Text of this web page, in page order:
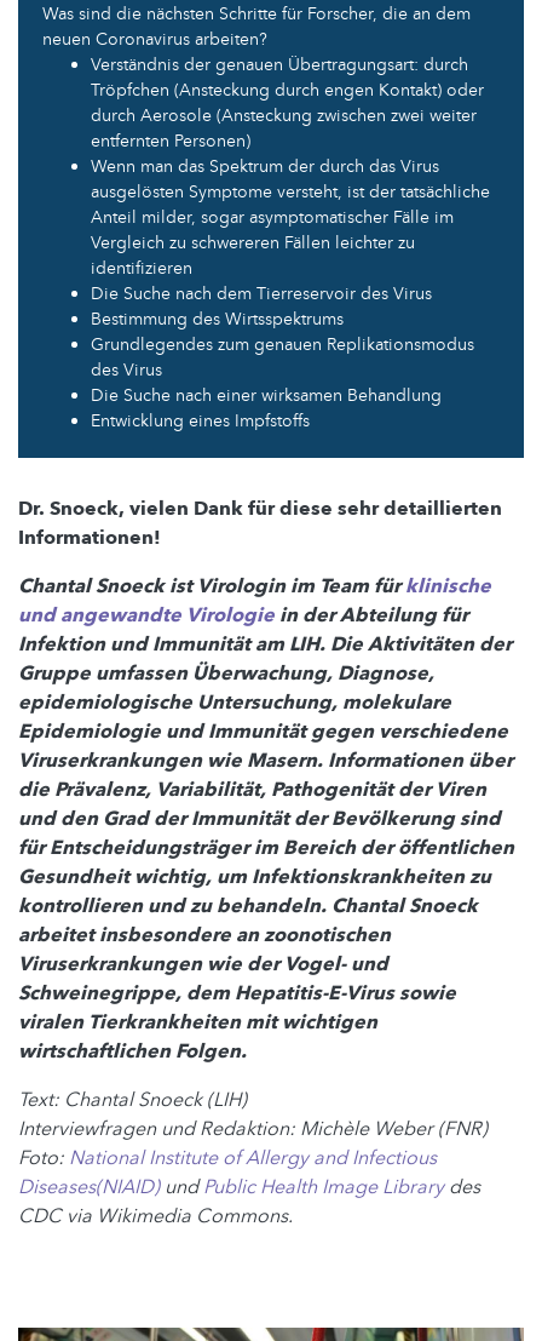
Was sind die nächsten Schritte für Forscher, die an dem
neuen Coronavirus arbeiten?
Verständnis der genauen Übertragungsart: durch
Tröpfchen (Ansteckung durch engen Kontakt) oder
durch Aerosole (Ansteckung zwischen zwei weiter
entfernten Personen)
Wenn man das Spektrum der durch das Virus
ausgelösten Symptome versteht, ist der tatsächliche
Anteil milder, sogar asymptomatischer Fälle im
Vergleich zu schwereren Fällen leichter zu
identifizieren
Die Suche nach dem Tierreservoir des Virus
Bestimmung des Wirtsspektrums
Grundlegendes zum genauen Replikationsmodus
des Virus
Die Suche nach einer wirksamen Behandlung
Entwicklung eines Impfstoffs
Dr. Snoeck, vielen Dank für diese sehr detaillierten
Informationen!
Chantal Snoeck ist Virologin im Team fürklinische
und angewandte Virologie in der Abteilung für
Infektion und Immunität am LIH. Die Aktivitäten der
Gruppe umfassen Überwachung, Diagnose,
epidemiologische Untersuchung, molekulare
Epidemiologie und Immunität gegen verschiedene
Viruserkrankungen wie Masern. Informationen über
die Prävalenz, Variabilität, Pathogenität der Viren
und den Grad der Immunität der Bevölkerung sind
für Entscheidungsträger im Bereich der öffentlichen
Gesundheit wichtig, um Infektionskrankheiten zu
kontrollieren und zu behandeln. Chantal Snoeck
arbeitet insbesondere an zoonotischen
Viruserkrankungen wie der Vogel- und
Schweinegrippe, dem Hepatitis-E-Virus sowie
viralen Tierkrankheiten mit wichtigen
wirtschaftlichen Folgen.
Text: Chantal Snoeck (LIH)
Interviewfragen und Redaktion: Michèle Weber (FNR)
Foto: National Institute of Allergy and Infectious
Diseases(NIAID)und Public Health Image Librarydes
CDC via Wikimedia Commons.